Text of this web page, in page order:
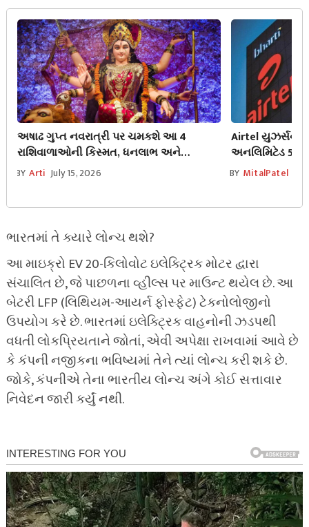
અષાઢ ગુપ્ત નવરાત્રી પર ચમકશે આ 4
રાશિવાળાઓની કિસ્મત, ધનલાભ અને
કરિયરમાં સફળતાના ખુલશે રસ્તા!
BY Arti July 15, 2026
Airtel યુઝર્સને
અનલિમિટેડ 5G
આ કામ, જાણો
BY MitalPatel
ભારતમાં તે ક્યારે લોન્ચ થશે?
આ માઇક્રો EV 20-કિલોવોટ ઇલેક્ટ્રિક મોટર દ્વારા
સંચાલિત છે, જે પાછળના વ્હીલ્સ પર માઉન્ટ થયેલ છે. આ
બેટરી LFP (લિથિયમ-આયર્ન ફોસ્ફેટ) ટેકનોલોજીનો
ઉપયોગ કરે છે. ભારતમાં ઇલેક્ટ્રિક વાહનોની ઝડપથી
વધતી લોકપ્રિયતાને જોતાં, એવી અપેક્ષા રાખવામાં આવે છે
કે કંપની નજીકના ભવિષ્યમાં તેને ત્યાં લોન્ચ કરી શકે છે.
જોકે, કંપનીએ તેના ભારતીય લોન્ચ અંગે કોઈ સત્તાવાર
નિવેદન જારી કર્યું નથી.